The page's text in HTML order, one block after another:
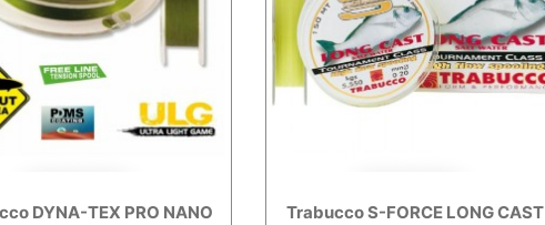
DYNA-TEX PRO NANO
Trabucco S-FORCE LONG CAST